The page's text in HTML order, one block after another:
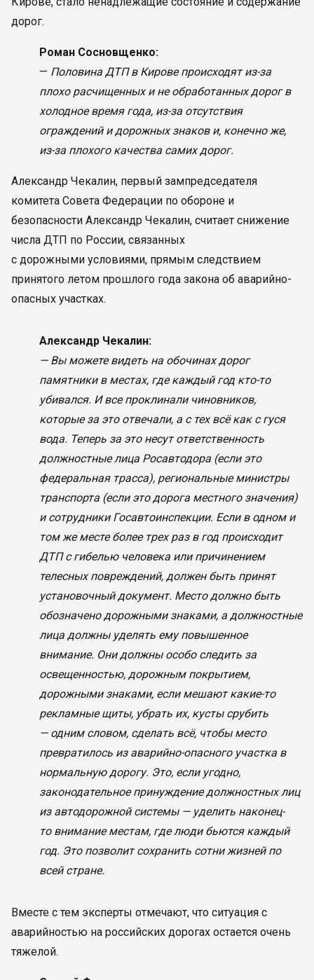
дорог.
Роман Сосновщенко:
— Половина ДТП в Кирове происходят из-за
плохо расчищенных и не обработанных дорог в
холодное время года, из-за отсутствия
ограждений и дорожных знаков и, конечно же,
из-за плохого качества самих дорог.
Александр Чекалин, первый зампредседателя
комитета Совета Федерации по обороне и
безопасности Александр Чекалин, считает снижение
числа ДТП по России, связанных
с дорожными условиями, прямым следствием
принятого летом прошлого года закона об аварийно-
опасных участках.
Александр Чекалин:
— Вы можете видеть на обочинах дорог
памятники в местах, где каждый год кто-то
убивался. И все проклинали чиновников,
которые за это отвечали, а с тех всё как с гуся
вода. Теперь за это несут ответственность
должностные лица Росавтодора (если это
федеральная трасса), региональные министры
транспорта (если это дорога местного значения)
и сотрудники Госавтоинспекции. Если в одном и
том же месте более трех раз в год происходит
ДТП с гибелью человека или причинением
телесных повреждений, должен быть принят
установочный документ. Место должно быть
обозначено дорожными знаками, а должностные
лица должны уделять ему повышенное
внимание. Они должны особо следить за
освещенностью, дорожным покрытием,
дорожными знаками, если мешают какие-то
рекламные щиты, убрать их, кусты срубить
— одним словом, сделать всё, чтобы место
превратилось из аварийно-опасного участка в
нормальную дорогу. Это, если угодно,
законодательное принуждение должностных лиц
из автодорожной системы — уделить наконец-
то внимание местам, где люди бьются каждый
год. Это позволит сохранить сотни жизней по
всей стране.
Вместе с тем эксперты отмечают, что ситуация с
аварийностью на российских дорогах остается очень
тяжелой.